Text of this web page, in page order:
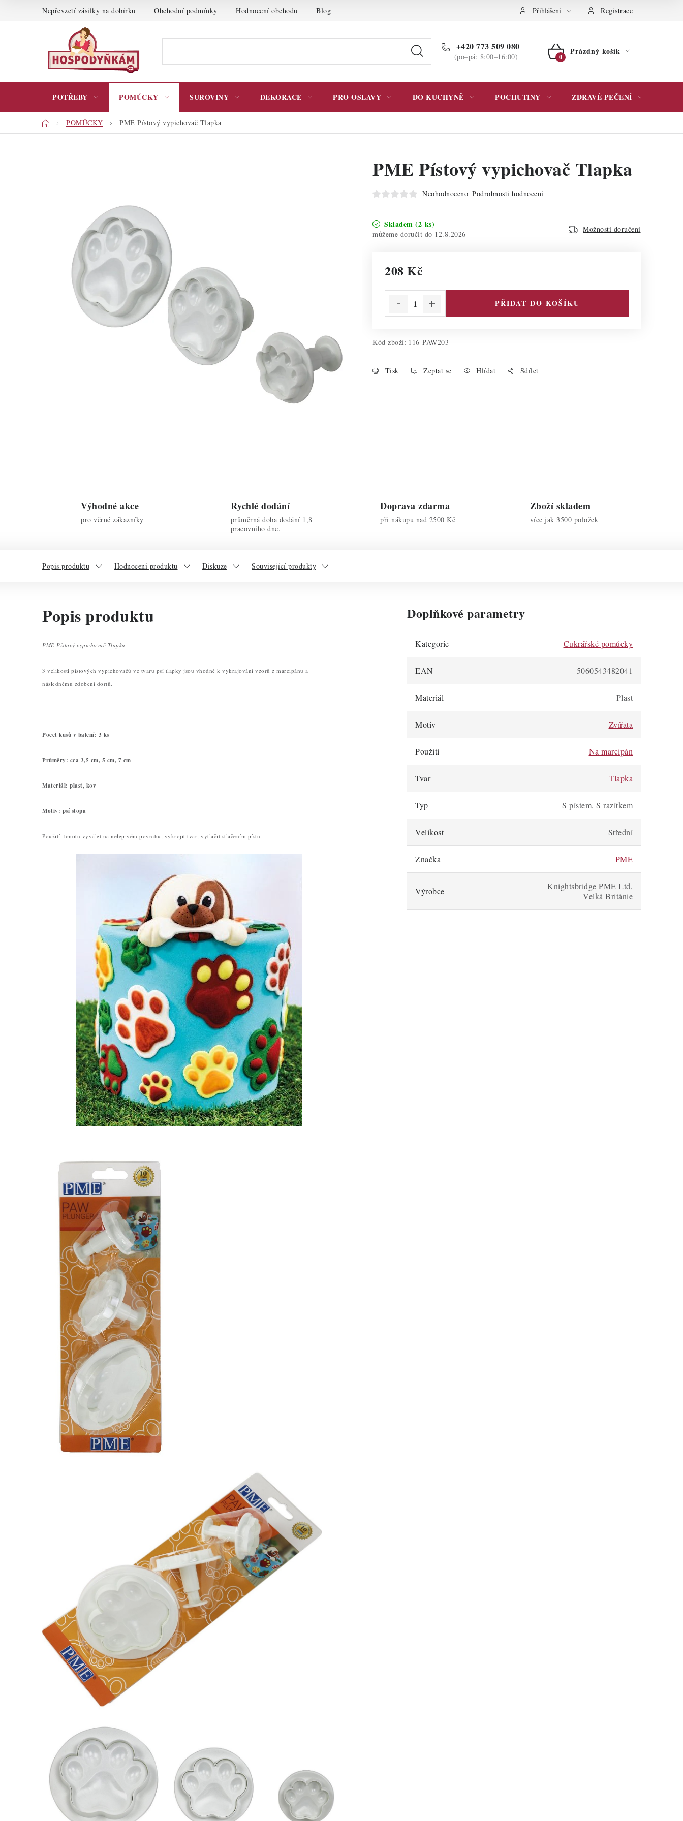
Nepřevzetí zásilky na dobírku Obchodní podmínky Hodnocení obchodu Blog Podmínky ochrany osobních údajů Přihlášení Registrace
+420 773 509 080
(po–pá: 8:00–16:00)
NÁKUPNÍ
Prázdný košík
POTŘEBY POMŮCKY SUROVINY DEKORACE PRO OSLAVY DO KUCHYNĚ POCHUTINY ZDRAVÉ PEČENÍ
DomůPOMŮCKY PME Pístový vypichovač Tlapka
PME Pístový vypichovač Tlapka
Neohodnoceno Podrobnosti hodnocení
Skladem (2 ks)
12.8.2026
Možnosti doručení
208 Kč
PŘIDAT DO KOŠÍKU
Kód zboží: 116-PAW203
Tisk Zeptat se Hlídat Sdílet
Výhodné akce
pro věrné zákazníky
Rychlé dodání
průměrná doba dodání 1,8
pracovního dne.
Doprava zdarma
při nákupu nad 2500 Kč
Zboží skladem
více jak 3500 položek
Popis produktu Hodnocení produktu Diskuze Související produkty
Popis produktu
PME Pístový vypichovač Tlapka
3 velikosti pístových vypichovačů ve tvaru psí tlapky jsou vhodné k vykrajování vzorů z marcipánu a
následnému zdobení dortů.
Počet kusů v balení: 3 ks
Průměry: cca 3,5 cm, 5 cm, 7 cm
Materiál: plast, kov
Motiv: psí stopa
Použití: hmotu vyválet na nelepivém povrchu, vykrojit tvar, vytlačit stlačením pístu.
Doplňkové parametry
Kategorie Cukrářské pomůcky
EAN 5060543482041
Materiál Plast
Motiv Zvířata
Použití Na marcipán
Tvar Tlapka
Typ S pístem, S razítkem
Velikost Střední
Značka PME
Výrobce
Knightsbridge PME Ltd,
Velká Británie